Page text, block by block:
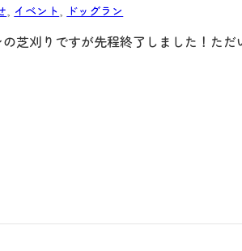
イベント ドッグラン
芝刈りですが先程終了しました！た